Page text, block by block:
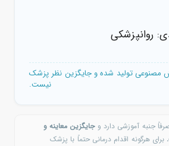
روانپزشکی
تولید شده و جایگزین نظر پزشک
نیست.
جنبه آموزشی دارد وجایگزین معاینه و
برای هرگونه اقدام درمانی حتماً با پزشک